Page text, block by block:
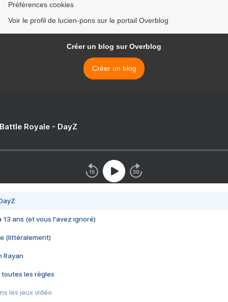
Préférences cookies
Voir le profil de lucien-pons sur le portail Overblog
Créer un blog sur Overblog
Créer un blog
Royale - DayZ
13 ans (et vous l'avez ignoré)
(littéralement)
Rayan
toutes les règles
les jeux vidéo